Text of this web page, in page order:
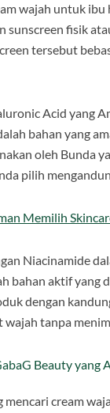
wajah untuk
sunscreen fisik
tersebut
Acid yang
bahan yang
oleh Bunda
pilih
Memilih
Niacinamide
bahan aktif yang
dengan
wajah tanpa
Beauty yang
mencari cream